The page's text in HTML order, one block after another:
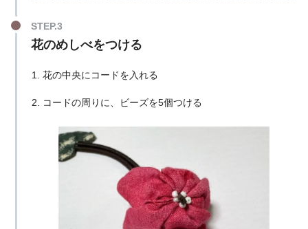
花のめしべをつける
花の中央にコードを入れる
コードの周りに、ビーズを5個つける